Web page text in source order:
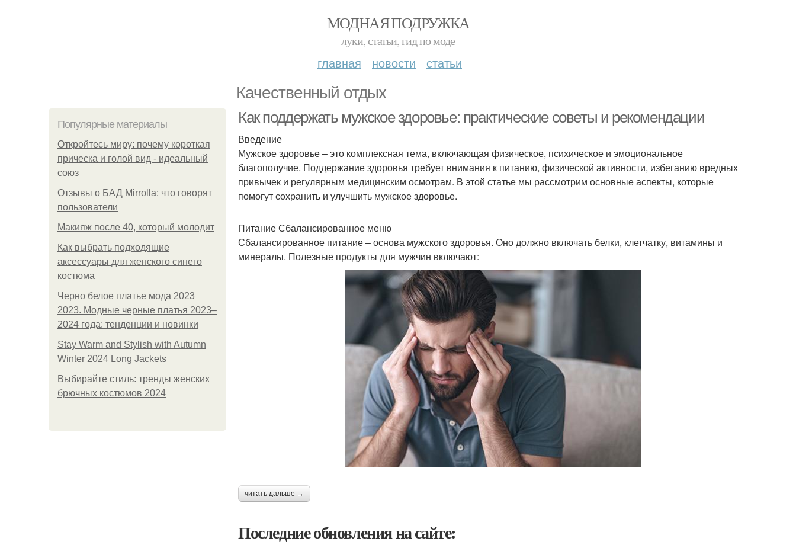
МОДНАЯ ПОДРУЖКА
луки, статьи, гид по моде
главная новости статьи
Качественный отдых
Популярные материалы
Откройтесь миру: почему короткая
прическа и голой вид - идеальный
союз
Отзывы о БАД Mirrolla: что говорят
пользователи
Макияж после 40, который молодит
Как выбрать подходящие
аксессуары для женского синего
костюма
Черно белое платье мода 2023
2023. Модные черные платья 2023–
2024 года: тенденции и новинки
Stay Warm and Stylish with Autumn
Winter 2024 Long Jackets
Выбирайте стиль: тренды женских
брючных костюмов 2024
Как поддержать мужское здоровье: практические советы и рекомендации
Введение
Мужское здоровье – это комплексная тема, включающая физическое, психическое и эмоциональное
благополучие. Поддержание здоровья требует внимания к питанию, физической активности, избеганию вредных
привычек и регулярным медицинским осмотрам. В этой статье мы рассмотрим основные аспекты, которые
помогут сохранить и улучшить мужское здоровье.
Питание Сбалансированное меню
Сбалансированное питание – основа мужского здоровья. Оно должно включать белки, клетчатку, витамины и
минералы. Полезные продукты для мужчин включают:
читать дальше →
Последние обновления на сайте: